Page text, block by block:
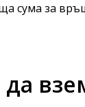
сума за